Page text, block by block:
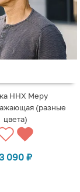
ННХ Меру
(разные
цвета)
090 ₽